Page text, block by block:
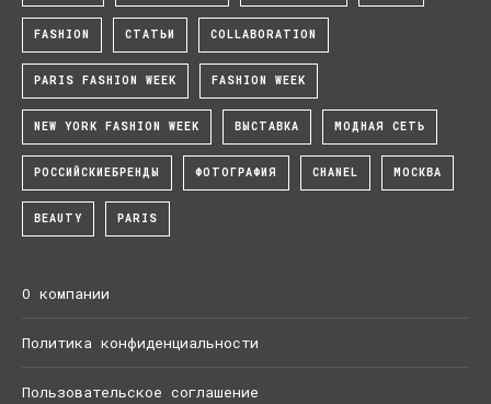
FASHION СТАТЬИ COLLABORATION
PARIS FASHION WEEK FASHION WEEK
NEW YORK FASHION WEEK ВЫСТАВКА МОДНАЯ СЕТЬ
РОССИЙСКИЕБРЕНДЫ ФОТОГРАФИЯ CHANEL МОСКВА
BEAUTY PARIS
О компании
Политика конфиденциальности
Пользовательское соглашение